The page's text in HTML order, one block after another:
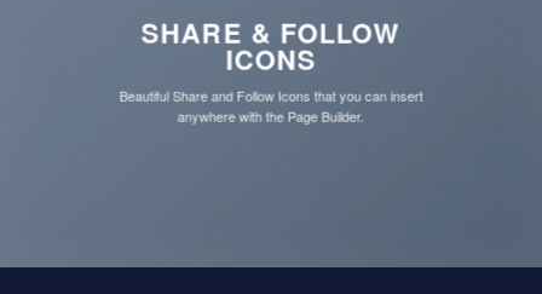
SHARE & FOLLOW
ICONS
Beautiful Share and Follow Icons that you can insert
anywhere with the Page Builder.